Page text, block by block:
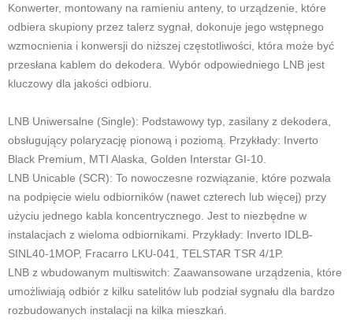
Konwerter, montowany na ramieniu anteny, to urządzenie, które
odbiera skupiony przez talerz sygnał, dokonuje jego wstępnego
wzmocnienia i konwersji do niższej częstotliwości, która może być
przesłana kablem do dekodera. Wybór odpowiedniego LNB jest
kluczowy dla jakości odbioru.
LNB Uniwersalne (Single): Podstawowy typ, zasilany z dekodera,
obsługujący polaryzację pionową i poziomą. Przykłady: Inverto
Black Premium, MTI Alaska, Golden Interstar GI-10.
LNB Unicable (SCR): To nowoczesne rozwiązanie, które pozwala
na podpięcie wielu odbiorników (nawet czterech lub więcej) przy
użyciu jednego kabla koncentrycznego. Jest to niezbędne w
instalacjach z wieloma odbiornikami. Przykłady: Inverto IDLB-
SINL40-1MOP, Fracarro LKU-041, TELSTAR TSR 4/1P.
LNB z wbudowanym multiswitch: Zaawansowane urządzenia, które
umożliwiają odbiór z kilku satelitów lub podział sygnału dla bardzo
rozbudowanych instalacji na kilka mieszkań.